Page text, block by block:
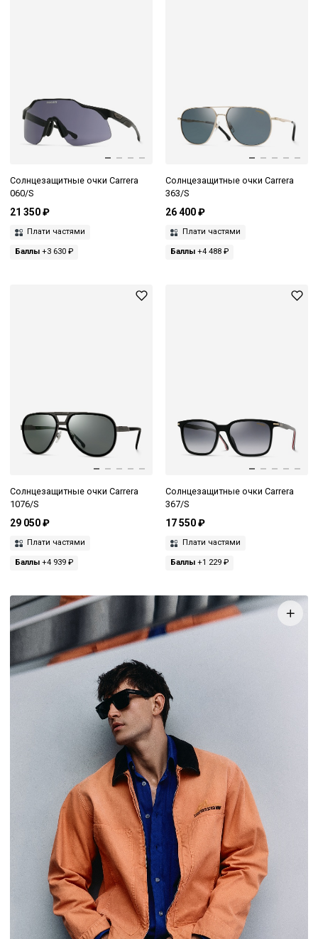
Солнцезащитные очки Carrera
060/S
21 350 ₽
Плати частями
Баллы +3 630 ₽
Солнцезащитные очки Carrera
363/S
26 400 ₽
Плати частями
Баллы+4 488 ₽
Солнцезащитные очки Carrera
1076/S
29 050 ₽
Плати частями
Баллы +4 939 ₽
Солнцезащитные очки Carrera
367/S
17 550 ₽
Плати частями
Баллы+1 229 ₽